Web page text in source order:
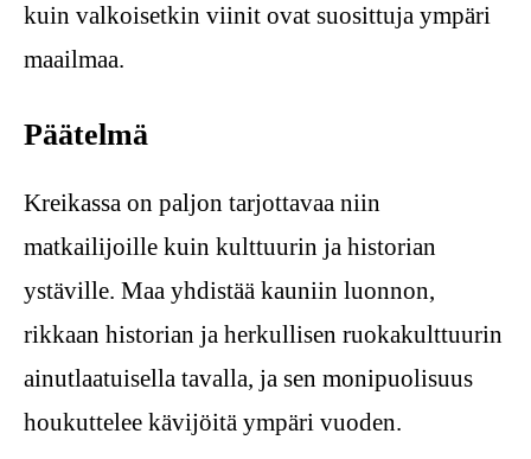
kuin valkoisetkin viinit ovat suosittuja ympäri
maailmaa.
Päätelmä
Kreikassa on paljon tarjottavaa niin
matkailijoille kuin kulttuurin ja historian
ystäville. Maa yhdistää kauniin luonnon,
rikkaan historian ja herkullisen ruokakulttuurin
ainutlaatuisella tavalla, ja sen monipuolisuus
houkuttelee kävijöitä ympäri vuoden.